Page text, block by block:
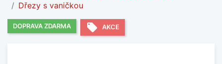
Dřezy s vaničkou
DOPRAVA ZDARMA local_offer AKCE